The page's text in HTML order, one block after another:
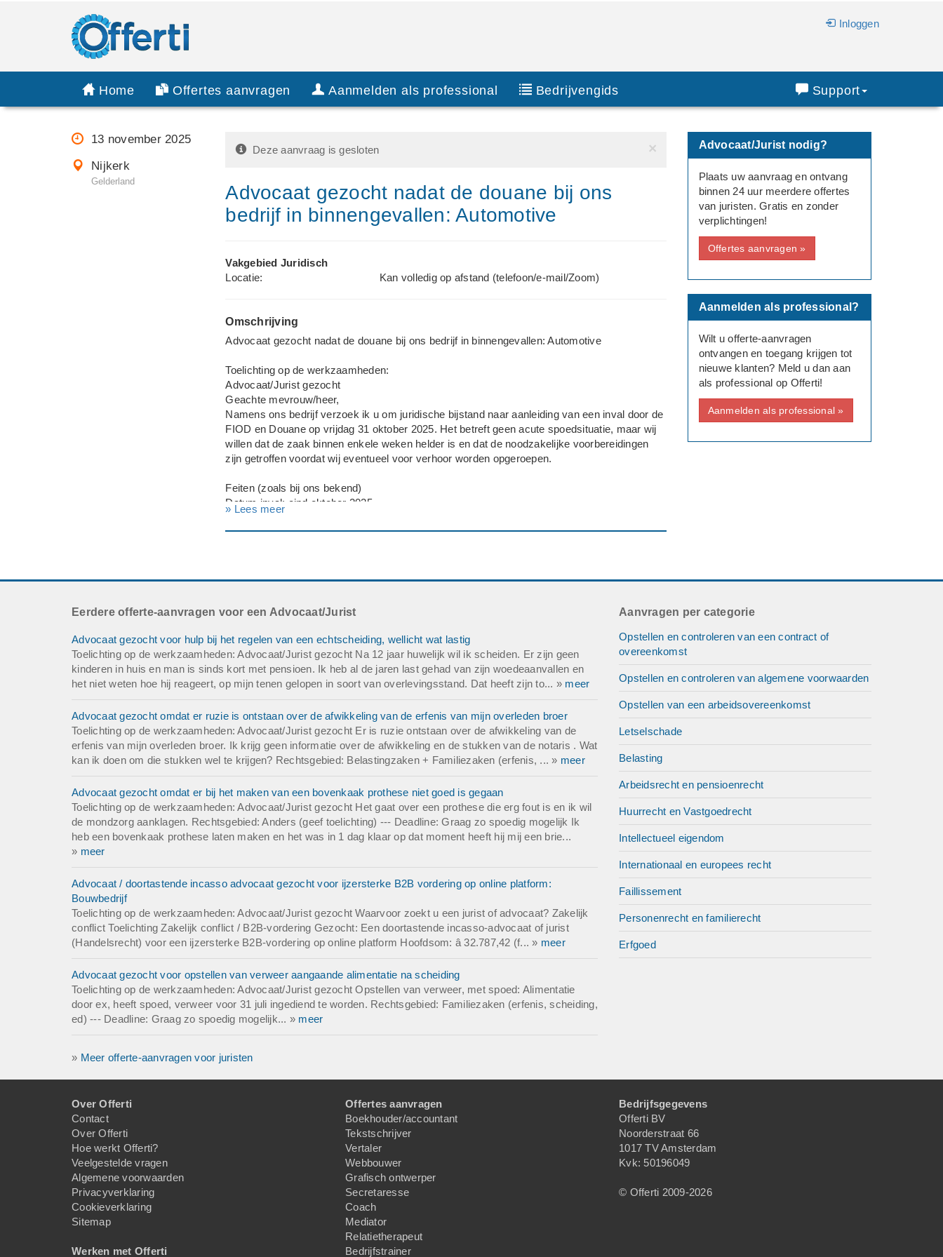
Inloggen
Home Offertes aanvragen Aanmelden als professional Bedrijvengids Support
13 november 2025
Nijkerk
Gelderland
×
Deze aanvraag is gesloten
Advocaat gezocht nadat de douane bij ons
bedrijf in binnengevallen: Automotive
Vakgebied Juridisch
Locatie:
Kan volledig op afstand (telefoon/e-mail/Zoom)
Omschrijving
Advocaat gezocht nadat de douane bij ons bedrijf in binnengevallen: Automotive
Toelichting op de werkzaamheden:
Advocaat/Jurist gezocht
Geachte mevrouw/heer,
Namens ons bedrijf verzoek ik u om juridische bijstand naar aanleiding van een inval door de
FIOD en Douane op vrijdag 31 oktober 2025. Het betreft geen acute spoedsituatie, maar wij
willen dat de zaak binnen enkele weken helder is en dat de noodzakelijke voorbereidingen
zijn getroffen voordat wij eventueel voor verhoor worden opgeroepen.
Feiten (zoals bij ons bekend)
Datum inval: eind oktober 2025.
Verdachtmaking: strafrechtelijke verdenking ingevolge artikel 337.
Hiervan zijn 16 onderdelen meegenomen voor nader onderzoek.
Tevens is e-mailcorrespondentie meegenomen tussen ons en een leverancier en tussen ons
en de expediteur.
Verklaring van onze zijde:
Wij zijn ons niet bewust van opzettelijke inbreuk; wij verkopen geen replica onderdelen als
Wij adverteren niet dat het om originele merkmaterialen gaat; onze productomschrijvingen
volgen de informatie van onze leveranciers. Tevens leveren wij auto onderdelen die visueel
op originele modellen kunnen lijken. Dit is tevens direct aangegeven bij de inval naar de Ovj.
Wij verzoeken uw kantoor ons te informeren of en onder welke voorwaarden u ons kunt
bijstaan. Graag dat de volgende punten binnen enkele weken zijn voorbereid of gereed, zodat
wij adequaat kunnen handelen voordat wij mogelijk voor verhoor worden opgeroepen:
Aanstelling van een advocaat die ons vertegenwoordigt en bijstaat;
verhoor, verzoek tot inzage proces-verbaal, verzoek tot teruggave of opheffing van beslag,
communicatie met leveranciers/expediteurs, eventueel PR-advies);
spoedeisende werkzaamheden, kostenraming eerste fase);
Overzicht van documenten en gegevens die u direct nodig heeft om te starten;
Bevestiging van uw beschikbaarheid voor een telefonisch overleg binnen 10 werkdagen na
Termijn en paraatheid
Wij verzoeken u schriftelijk te bevestigen of uw kantoor de zaak kan behandelen en of er een
advocaat beschikbaar is die ons binnen de gevraagde termijn kan bijstaan. Graag tevens
Specifieke vragen / aandachtspunten
verzoek tot inzage proces-verbaal, verzoek tot teruggave onder voorwaarden)?
- Heeft uw kantoor ervaring met FIOD/Douane-zaken en met geschillen omtrent nabootsende
of vergelijkende auto onderdelen (merkrecht/handelspraktijken)?
- Kunt u de directe risicos voor onze bedrijfsvoering aangeven (bijv. vervolging, aanhouding,
reputatieschade, verstoring handelsrelaties) en uw aanpak om deze risico's te beperken?
Beschikbare documenten (voor verzending op verzoek)
Op verzoek kunnen wij (per e-mail of via een beveiligde upload) de volgende stukken
- Proces-verbaal / inventarislijst van inbeslagname (indien in ons bezit);
- Fotos van de betwiste auto onderdelen;
» Lees meer
Advocaat/Jurist nodig?
Plaats uw aanvraag en ontvang
binnen 24 uur meerdere offertes
van juristen. Gratis en zonder
verplichtingen!
Offertes aanvragen »
Aanmelden als professional?
Wilt u offerte-aanvragen
ontvangen en toegang krijgen tot
nieuwe klanten? Meld u dan aan
als professional op Offerti!
Aanmelden als professional »
Eerdere offerte-aanvragen voor een Advocaat/Jurist
Advocaat gezocht voor hulp bij het regelen van een echtscheiding, wellicht wat lastig
Toelichting op de werkzaamheden: Advocaat/Jurist gezocht Na 12 jaar huwelijk wil ik scheiden. Er zijn geen
kinderen in huis en man is sinds kort met pensioen. Ik heb al de jaren last gehad van zijn woedeaanvallen en
het niet weten hoe hij reageert, op mijn tenen gelopen in soort van overlevingsstand. Dat heeft zijn to... » meer
Advocaat gezocht omdat er ruzie is ontstaan over de afwikkeling van de erfenis van mijn overleden broer
Toelichting op de werkzaamheden: Advocaat/Jurist gezocht Er is ruzie ontstaan over de afwikkeling van de
erfenis van mijn overleden broer. Ik krijg geen informatie over de afwikkeling en de stukken van de notaris . Wat
kan ik doen om die stukken wel te krijgen? Rechtsgebied: Belastingzaken + Familiezaken (erfenis, ... » meer
Advocaat gezocht omdat er bij het maken van een bovenkaak prothese niet goed is gegaan
Toelichting op de werkzaamheden: Advocaat/Jurist gezocht Het gaat over een prothese die erg fout is en ik wil
de mondzorg aanklagen. Rechtsgebied: Anders (geef toelichting) --- Deadline: Graag zo spoedig mogelijk Ik
heb een bovenkaak prothese laten maken en het was in 1 dag klaar op dat moment heeft hij mij een brie...
» meer
Advocaat / doortastende incasso advocaat gezocht voor ijzersterke B2B vordering op online platform:
Bouwbedrijf
Toelichting op de werkzaamheden: Advocaat/Jurist gezocht Waarvoor zoekt u een jurist of advocaat? Zakelijk
conflict Toelichting Zakelijk conflict / B2B-vordering Gezocht: Een doortastende incasso-advocaat of jurist
(Handelsrecht) voor een ijzersterke B2B-vordering op online platform Hoofdsom: â 32.787,42 (f... » meer
Advocaat gezocht voor opstellen van verweer aangaande alimentatie na scheiding
Toelichting op de werkzaamheden: Advocaat/Jurist gezocht Opstellen van verweer, met spoed: Alimentatie
door ex, heeft spoed, verweer voor 31 juli ingediend te worden. Rechtsgebied: Familiezaken (erfenis, scheiding,
ed) --- Deadline: Graag zo spoedig mogelijk... » meer
» Meer offerte-aanvragen voor juristen
Aanvragen per categorie
Opstellen en controleren van een contract of
overeenkomst
Opstellen en controleren van algemene voorwaarden
Opstellen van een arbeidsovereenkomst
Letselschade
Belasting
Arbeidsrecht en pensioenrecht
Huurrecht en Vastgoedrecht
Intellectueel eigendom
Internationaal en europees recht
Faillissement
Personenrecht en familierecht
Erfgoed
Over Offerti
Contact
Over Offerti
Hoe werkt Offerti?
Veelgestelde vragen
Algemene voorwaarden
Privacyverklaring
Cookieverklaring
Sitemap
Werken met Offerti
Offertes aanvragen
Boekhouder/accountant
Tekstschrijver
Vertaler
Webbouwer
Grafisch ontwerper
Secretaresse
Coach
Mediator
Relatietherapeut
Bedrijfstrainer
Bedrijfsgegevens
Offerti BV
Noorderstraat 66
1017 TV Amsterdam
Kvk: 50196049
© Offerti 2009-2026